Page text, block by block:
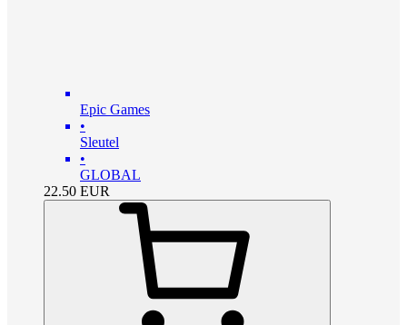
Epic Games
•
Sleutel
•
GLOBAL
22.50 EUR